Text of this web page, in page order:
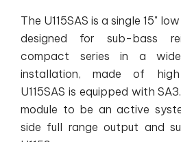
The U115SAS is a single 15"
designed for sub-bass
compact series in a
installation, made of
U115SAS is equipped with
module to be an active
side full range output and